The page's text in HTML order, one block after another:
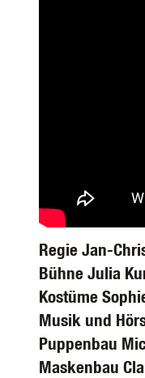
Regie Jan-
Bühne Julia
Kostüme
Musik und
Puppenbau
Maskenbau